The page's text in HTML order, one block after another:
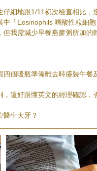
細地跟1/11初次檢查相比，
「Eosinophils 嗜酸性粒細
我需減少早餐燕麥粥所加
個暖瓶準備離去時盛裝午餐
還好跟懂英文的經理確認，
醫生大牙？